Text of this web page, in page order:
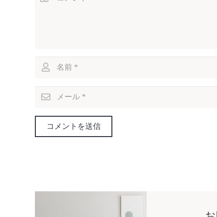
コメントを送信